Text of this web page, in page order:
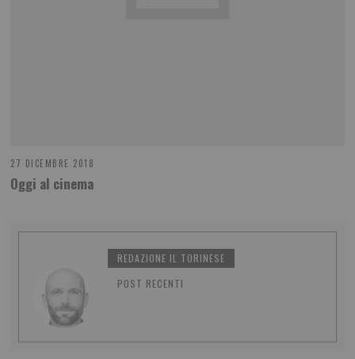
27 DICEMBRE 2018
Oggi al cinema
REDAZIONE IL TORINESE
POST RECENTI